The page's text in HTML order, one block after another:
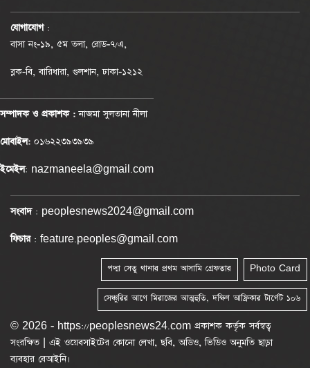
যোগাযোগ :
বাসা নং-১৯, ৫ম তলা, রোড-৭/এ,
ব্লক-বি, বারিধারা, গুলশান, ঢাকা-১২১২
সম্পাদক ও প্রকাশক :নাজমা সুলতানা নীলা
মোবাইল: ০১৬২২৩৯৩৯৩৯
ইমেইল: nazmaneela@gmail.com
সংবাদ: peoplesnews2024@gmail.com
ফিচার: feature.peoples@gmail.com
Photo Card
পদ্মা সেতু থানার প্রথম আসামি গ্রেফতার
সেঞ্চুরির আগে মিরাজের আত্মহুতি, দক্ষিণ আফ্রিকার টার্গেট ১০৬
© 2026 - https://peoplesnews24.com প্রকাশক কর্তৃক সর্বস্বত্ব
সংরক্ষিত | এই ওয়েবসাইটের কোনো লেখা, ছবি, অডিও, ভিডিও অনুমতি ছাড়া
ব্যবহার বেআইনি।